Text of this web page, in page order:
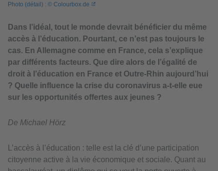
Photo (détail) : © Colourbox.de
Dans l’idéal, tout le monde devrait bénéficier du même
accès à l’éducation. Pourtant, ce n’est pas toujours le
cas. En Allemagne comme en France, cela s’explique
par différents facteurs. Que dire alors de l’égalité de
droit à l’éducation en France et Outre-Rhin aujourd’hui
? Quelle influence la crise du coronavirus a-t-elle eue
sur les opportunités offertes aux jeunes ?
De Michael Hörz
L’accès à l’éducation : telle est la clé d’une participation
citoyenne active à la vie économique et sociale. Quant au